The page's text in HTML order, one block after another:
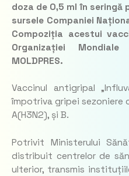
doza de 0,5 ml în seringă
sursele Companiei
Compoziția acestui
Organizației
MOLDPRES.
Vaccinul antigripal
împotriva gripei sezoniere
A(H3N2), și B.
Potrivit Ministerului
distribuit centrelor de
ulterior, transmis